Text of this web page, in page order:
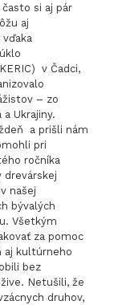
si aj pár
aj
v Čadci,
– zo
Ukrajiny.
a prišli nám
pri
ročníka
drevárskej
našej
bývalých
Všetkým
za pomoc
aj kultúrneho
bez
Netušili, že
druhov,